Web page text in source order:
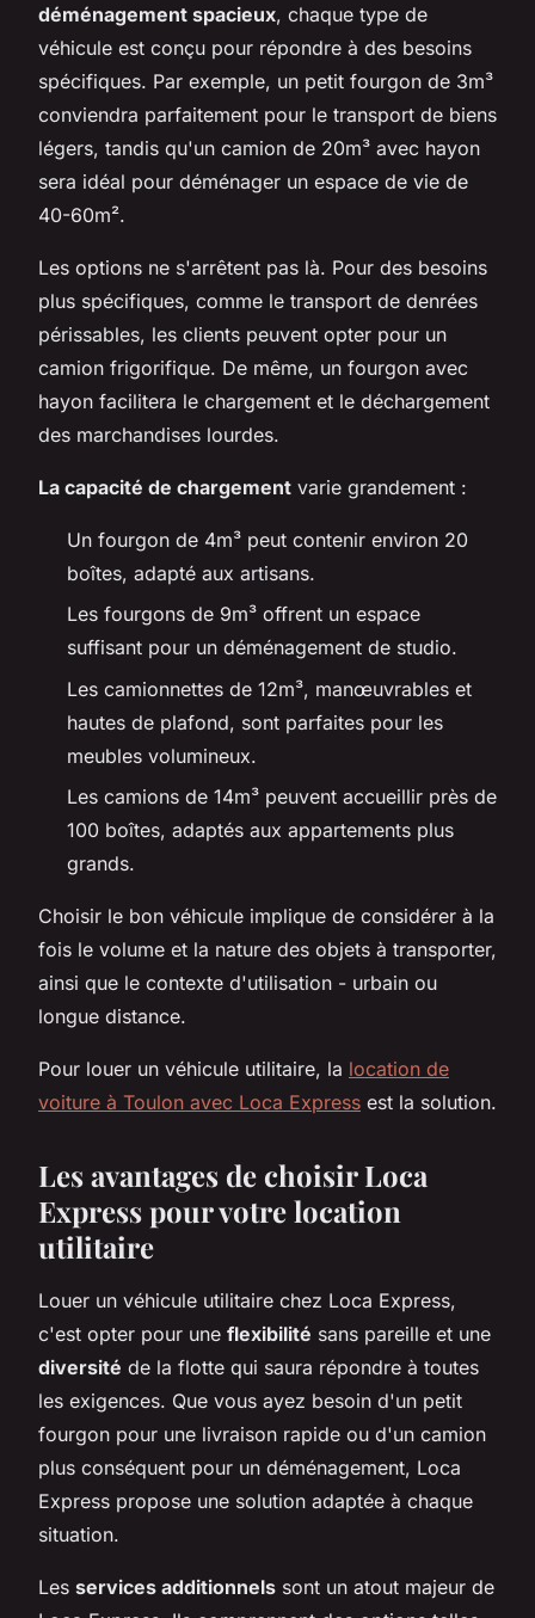
déménagement spacieux, chaque type de
véhicule est conçu pour répondre à des besoins
spécifiques. Par exemple, un petit fourgon de 3m³
conviendra parfaitement pour le transport de biens
légers, tandis qu'un camion de 20m³ avec hayon
sera idéal pour déménager un espace de vie de
40-60m².
Les options ne s'arrêtent pas là. Pour des besoins
plus spécifiques, comme le transport de denrées
périssables, les clients peuvent opter pour un
camion frigorifique. De même, un fourgon avec
hayon facilitera le chargement et le déchargement
des marchandises lourdes.
La capacité de chargement varie grandement :
Un fourgon de 4m³ peut contenir environ 20
boîtes, adapté aux artisans.
Les fourgons de 9m³ offrent un espace
suffisant pour un déménagement de studio.
Les camionnettes de 12m³, manœuvrables et
hautes de plafond, sont parfaites pour les
meubles volumineux.
Les camions de 14m³ peuvent accueillir près de
100 boîtes, adaptés aux appartements plus
grands.
Choisir le bon véhicule implique de considérer à la
fois le volume et la nature des objets à transporter,
ainsi que le contexte d'utilisation - urbain ou
longue distance.
Pour louer un véhicule utilitaire, la location de
voiture à Toulon avec Loca Express est la solution.
Les avantages de choisir Loca
Express pour votre location
utilitaire
Louer un véhicule utilitaire chez Loca Express,
c'est opter pour une flexibilité sans pareille et une
diversité de la flotte qui saura répondre à toutes
les exigences. Que vous ayez besoin d'un petit
fourgon pour une livraison rapide ou d'un camion
plus conséquent pour un déménagement, Loca
Express propose une solution adaptée à chaque
situation.
Les services additionnels sont un atout majeur de